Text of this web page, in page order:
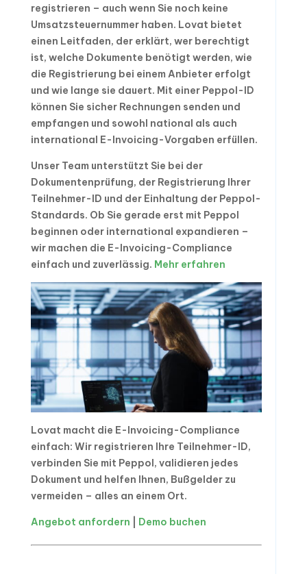
registrieren – auch wenn Sie noch keine
Umsatzsteuernummer haben. Lovat bietet
einen Leitfaden, der erklärt, wer berechtigt
ist, welche Dokumente benötigt werden, wie
die Registrierung bei einem Anbieter erfolgt
und wie lange sie dauert. Mit einer Peppol-ID
können Sie sicher Rechnungen senden und
empfangen und sowohl national als auch
international E-Invoicing-Vorgaben erfüllen.
Unser Team unterstützt Sie bei der
Dokumentenprüfung, der Registrierung Ihrer
Teilnehmer-ID und der Einhaltung der Peppol-
Standards. Ob Sie gerade erst mit Peppol
beginnen oder international expandieren –
wir machen die E-Invoicing-Compliance
einfach und zuverlässig. Mehr erfahren
Lovat macht die E-Invoicing-Compliance
einfach: Wir registrieren Ihre Teilnehmer-ID,
verbinden Sie mit Peppol, validieren jedes
Dokument und helfen Ihnen, Bußgelder zu
vermeiden – alles an einem Ort.
Angebot anfordern Demo buchen